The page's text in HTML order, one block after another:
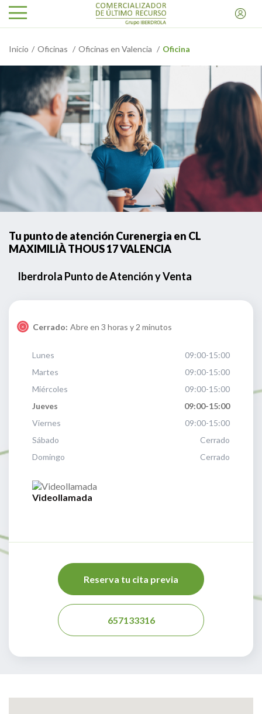
Inicio Oficinas Oficinas en Valencia Oficina
Tu punto de atención Curenergia en CL
MAXIMILIÀ THOUS 17 VALENCIA
Iberdrola Punto de Atención y Venta
Cerrado: Abre en 3 horas y 2 minutos
Lunes
09:00-15:00
Martes
09:00-15:00
Miércoles
09:00-15:00
Jueves
09:00-15:00
Viernes
09:00-15:00
Sábado
Cerrado
Domingo
Cerrado
Videollamada
Reserva tu cita previa
657133316